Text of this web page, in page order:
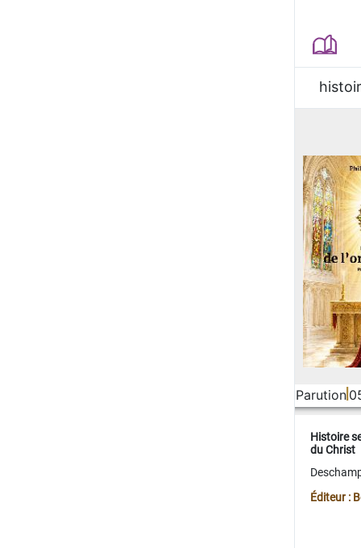
Parution
Histoire
du Christ
Éditeur :